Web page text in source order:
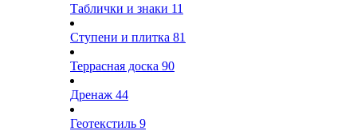
Таблички и знаки 11
Ступени и плитка 81
Террасная доска 90
Дренаж 44
Геотекстиль 9